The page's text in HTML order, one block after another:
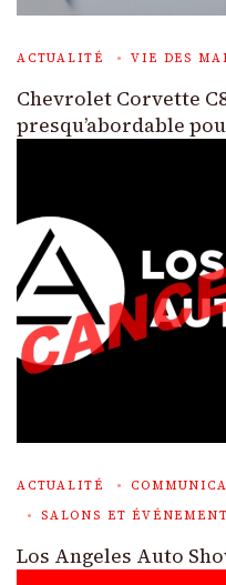
ACTUALITÉ VIE DES
Chevrolet Corvette
presqu’abordable
ACTUALITÉ
SALONS ET
Los Angeles Auto